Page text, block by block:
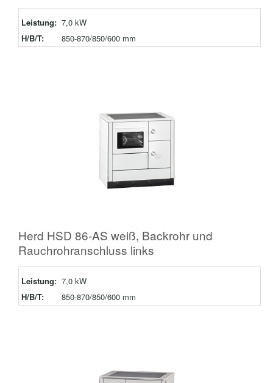
Leistung: 7,0 kW
H/B/T:
850-870/850/600 mm
Herd HSD 86-AS weiß, Backrohr und
Rauchrohranschluss links
Leistung: 7,0 kW
H/B/T:
850-870/850/600 mm